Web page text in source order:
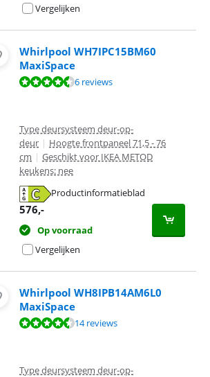
Vergelijken
Whirlpool WH7IPC15BM60
MaxiSpace
de 10, gebaseerd op 6 reviews.
6 reviews
Type deursysteem deur-op-
deur | Hoogte frontpaneel 71,5 - 76
cm | Geschikt voor IKEA METOD
keukens: nee
Productinformatieblad
576,-
Op voorraad
Vergelijken
Whirlpool WH8IPB14AM6L0
MaxiSpace
de 10, gebaseerd op 14 reviews.
14 reviews
Type deursysteem deur-op-